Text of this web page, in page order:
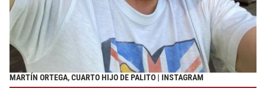
MARTÍN ORTEGA, CUARTO HIJO DE PALITO | INSTAGRAM